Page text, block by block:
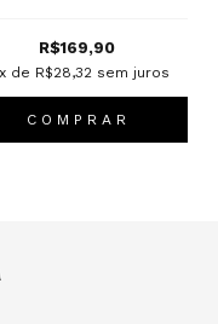
R$169,90
x de R$28,32 sem juros
C O M P R A R